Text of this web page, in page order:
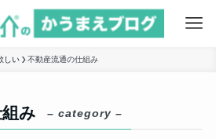
しい 不動産流通の仕組み
み – category –